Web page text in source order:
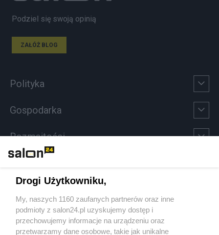
Podziel się swoją opinią
ZAŁÓŻ BLOG
Polityka
Gospodarka
Rozmaitości
Sport
Społeczeństwo
Drogi Użytkowniku,
My, naszych 1160 zaufanych partnerów oraz inne
podmioty z salon24.pl uzyskujemy dostęp i
przechowujemy informacje na urządzeniu oraz
przetwarzamy dane osobowe, takie jak unikalne